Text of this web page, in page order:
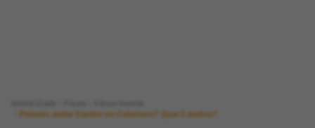
Primeiro andar Garden ou Cobertura? Qual é melhor?